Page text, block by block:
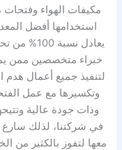
مكيفات الهواء
استخدامها أفضل
يعادل
خبراء متخصصين ممن
لتنفيذ جميع أعمال هدم
وتكسيرها مع عمل
وذات جودة عالية
في شركتنا، لذلك سارع
معها لتفوز بالكثير من